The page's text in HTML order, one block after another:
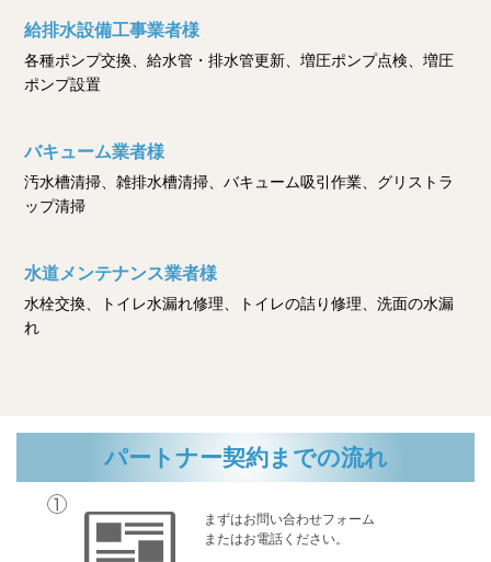
給排水設備工事業者様
各種ポンプ交換、給水管・排水管更新、増圧ポンプ点検、増圧
ポンプ設置
バキューム業者様
汚水槽清掃、雑排水槽清掃、バキューム吸引作業、グリストラ
ップ清掃
水道メンテナンス業者様
水栓交換、トイレ水漏れ修理、トイレの詰り修理、洗面の水漏
れ
パートナー契約までの流れ
まずはお問い合わせフォーム
またはお電話ください。